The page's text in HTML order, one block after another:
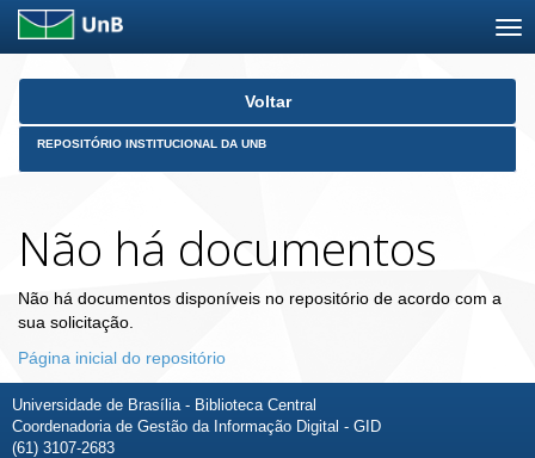
Skip
Voltar
REPOSITÓRIO INSTITUCIONAL DA UNB
Não há documentos
Não há documentos disponíveis no repositório de acordo com a
sua solicitação.
Página inicial do repositório
Universidade de Brasília - Biblioteca Central
Coordenadoria de Gestão da Informação Digital - GID
(61) 3107-2683